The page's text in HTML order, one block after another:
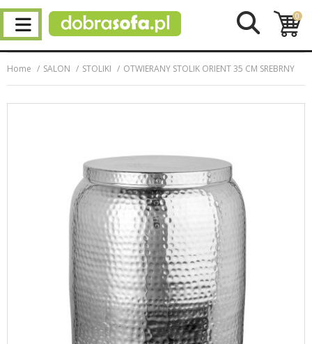
0
Home SALON STOLIKI OTWIERANY STOLIK ORIENT 35 CM SREBRNY